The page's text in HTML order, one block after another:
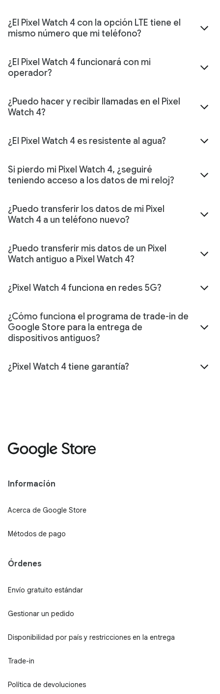
¿El Pixel Watch 4 con la opción LTE tiene el
mismo número que mi teléfono?
¿El Pixel Watch 4 funcionará con mi
operador?
¿Puedo hacer y recibir llamadas en el Pixel
Watch 4?
¿El Pixel Watch 4 es resistente al agua?
Si pierdo mi Pixel Watch 4, ¿seguiré
teniendo acceso a los datos de mi reloj?
¿Puedo transferir los datos de mi Pixel
Watch 4 a un teléfono nuevo?
¿Puedo transferir mis datos de un Pixel
Watch antiguo a Pixel Watch 4?
¿Pixel Watch 4 funciona en redes 5G?
¿Cómo funciona el programa de trade-in de
Google Store para la entrega de
dispositivos antiguos?
¿Pixel Watch 4 tiene garantía?
Información
Acerca de Google Store
Métodos de pago
Órdenes
Envío gratuito estándar
Gestionar un pedido
Disponibilidad por país y restricciones en la entrega
Trade-in
Política de devoluciones